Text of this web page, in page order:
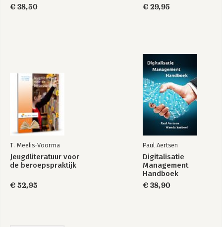
€ 38,50
€ 29,95
T. Meelis-Voorma
Jeugdliteratuur voor
de beroepspraktijk
€ 52,95
Paul Aertsen
Digitalisatie
Management
Handboek
€ 38,90